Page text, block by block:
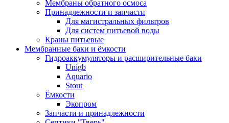
Мембраны обратного осмоса
Принадлежности и запчасти
Для магистральных фильтров
Для систем питьевой воды
Краны питьевые
Мембранные баки и ёмкости
Гидроаккумуляторы и расширительные баки
Unigb
Aquario
Stout
Ёмкости
Экопром
Запчасти и принадлежности